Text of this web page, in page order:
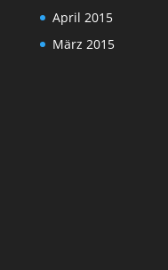
April 2015
März 2015